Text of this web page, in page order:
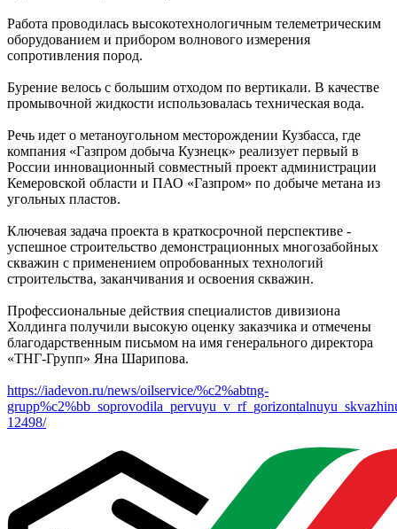
Работа проводилась высокотехнологичным телеметрическим
оборудованием и прибором волнового измерения
сопротивления пород.
Бурение велось с большим отходом по вертикали. В качестве
промывочной жидкости использовалась техническая вода.
Речь идет о метаноугольном месторождении Кузбасса, где
компания «Газпром добыча Кузнецк» реализует первый в
России инновационный совместный проект администрации
Кемеровской области и ПАО «Газпром» по добыче метана из
угольных пластов.
Ключевая задача проекта в краткосрочной перспективе -
успешное строительство демонстрационных многозабойных
скважин с применением опробованных технологий
строительства, заканчивания и освоения скважин.
Профессиональные действия специалистов дивизиона
Холдинга получили высокую оценку заказчика и отмечены
благодарственным письмом на имя генерального директора
«ТНГ-Групп» Яна Шарипова.
https://iadevon.ru/news/oilservice/%c2%abtng-
12498/